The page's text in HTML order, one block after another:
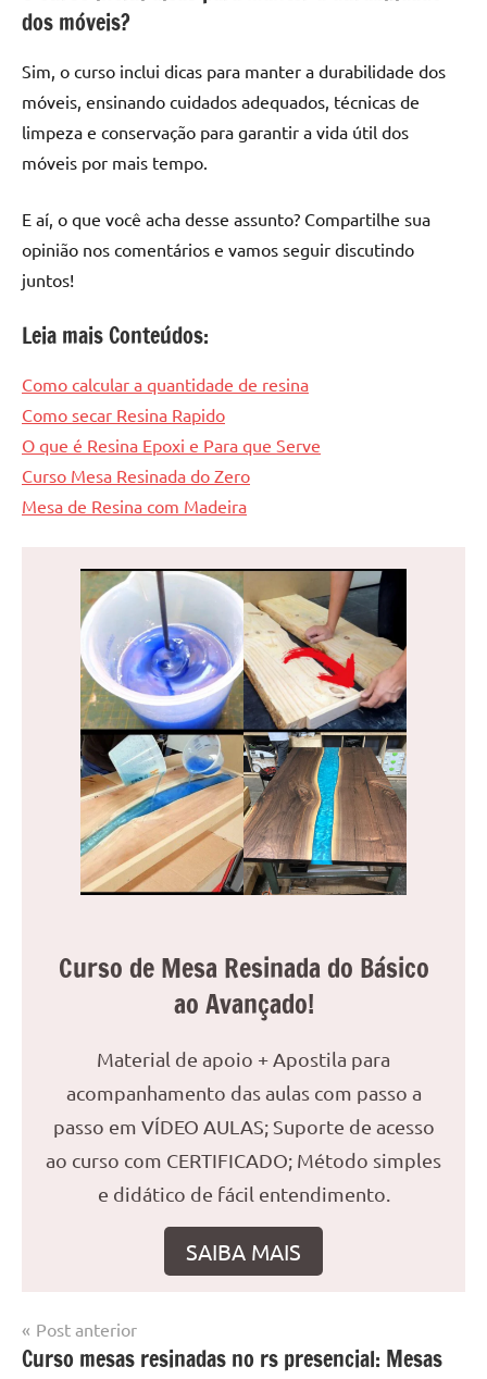
dos móveis?
Sim, o curso inclui dicas para manter a durabilidade dos
móveis, ensinando cuidados adequados, técnicas de
limpeza e conservação para garantir a vida útil dos
móveis por mais tempo.
E aí, o que você acha desse assunto? Compartilhe sua
opinião nos comentários e vamos seguir discutindo
juntos!
Leia mais Conteúdos:
Como calcular a quantidade de resina
Como secar Resina Rapido
O que é Resina Epoxi e Para que Serve
Curso Mesa Resinada do Zero
Mesa de Resina com Madeira
Curso de Mesa Resinada do Básico
ao Avançado!
Material de apoio + Apostila para
acompanhamento das aulas com passo a
passo em VÍDEO AULAS; Suporte de acesso
ao curso com CERTIFICADO; Método simples
e didático de fácil entendimento.
SAIBA MAIS
Marcado
com
Mesa
resinada
Navegação
de
Post anterior
Curso mesas resinadas no rs presencial: Mesas